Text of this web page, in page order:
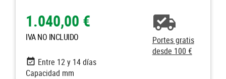
1.040,00 €
IVA NO INCLUIDO
Portes gratis
desde 100 €
Entre 12 y 14 días
Capacidad mm